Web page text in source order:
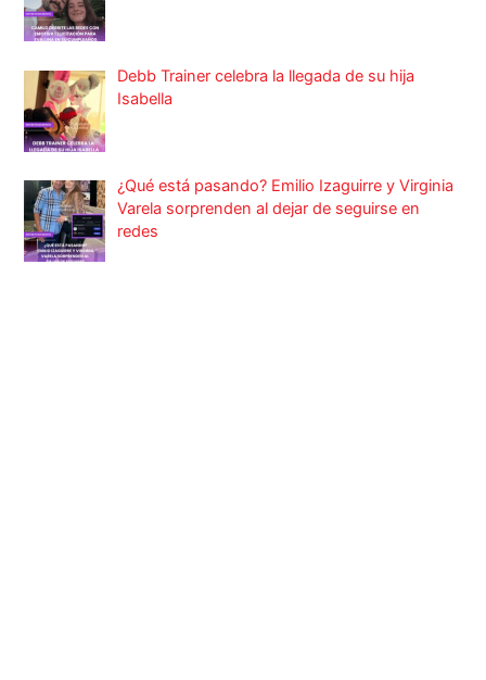
Debb Trainer celebra la llegada de su hija
Isabella
¿Qué está pasando? Emilio Izaguirre y Virginia
Varela sorprenden al dejar de seguirse en
redes